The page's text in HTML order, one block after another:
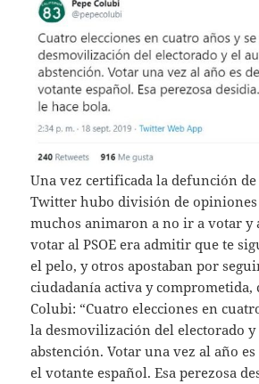
Una vez certificada la defunción
Twitter hubo división de opiniones
muchos animaron a no ir a votar y
votar al PSOE era admitir que te
el pelo, y otros apostaban por
ciudadanía activa y comprometida,
Colubi: “Cuatro elecciones en
la desmovilización del electorado
abstención. Votar una vez al año
el votante español. Esa perezosa